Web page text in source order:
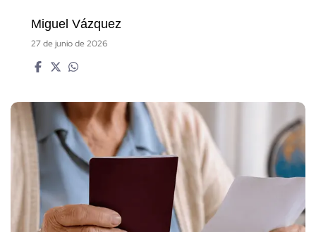
Miguel Vázquez
27 de junio de 2026